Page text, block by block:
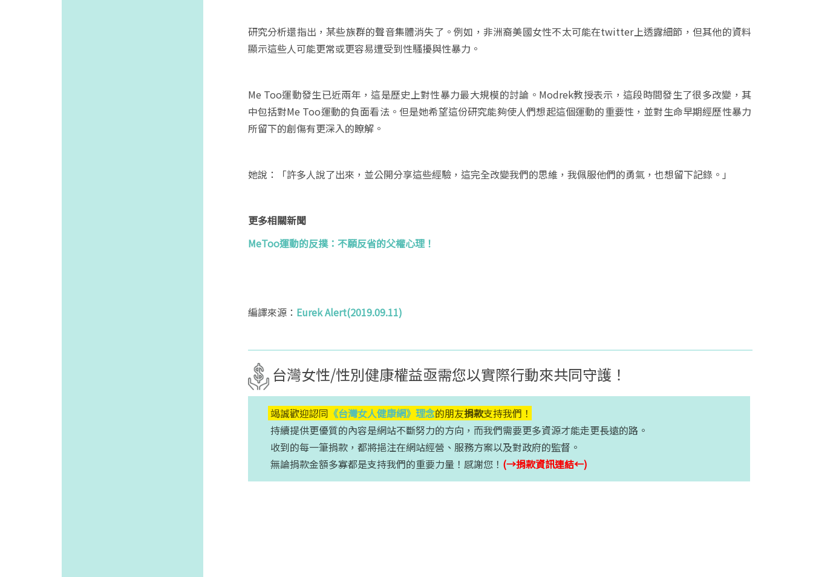
研究分析還指出，某些族群的聲音集體消失了。例如，非洲裔美國女性不太可能在twitter上透露細節，但其他的資料
顯示這些人可能更常或更容易遭受到性騷擾與性暴力。
Me Too運動發生已近兩年，這是歷史上對性暴力最大規模的討論。Modrek教授表示，這段時間發生了很多改變，其
中包括對Me Too運動的負面看法。但是她希望這份研究能夠使人們想起這個運動的重要性，並對生命早期經歷性暴力
所留下的創傷有更深入的瞭解。
她說：「許多人說了出來，並公開分享這些經驗，這完全改變我們的思維，我佩服他們的勇氣，也想留下記錄。」
更多相關新聞
MeToo運動的反撲：不願反省的父權心理！
編譯來源： Eurek Alert(2019.09.11)
台灣女性/性別健康權益亟需您以實際行動來共同守護！
竭誠歡迎認同 《台灣女人健康網》理念的朋友捐款支持我們！
持續提供更優質的內容是網站不斷努力的方向，而我們需要更多資源才能走更長遠的路。
收到的每一筆捐款，都將挹注在網站經營、服務方案以及對政府的監督。
無論捐款金額多寡都是支持我們的重要力量！感謝您！ (→捐款資訊連結←)